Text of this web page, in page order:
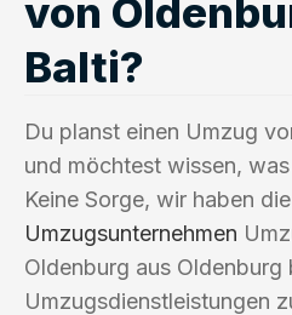
von
Balti?
Du planst einen Umzug
und möchtest wissen,
Keine Sorge, wir haben
Umzugsunternehmen
Oldenburg aus
Umzugsdienstleistungen